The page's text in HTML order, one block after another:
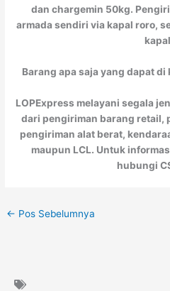
dan chargemin 50kg.
armada sendiri via kapal roro,
Barang apa saja yang dapat
LOPExpress melayani segala
dari pengiriman barang retail,
pengiriman alat berat,
maupun LCL. Untuk
hubungi
← Pos Sebelumnya